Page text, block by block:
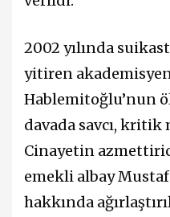
2002 yılında
yitiren
Hablemitoğlu’nun
davada savcı, kritik
Cinayetin
emekli albay
hakkında